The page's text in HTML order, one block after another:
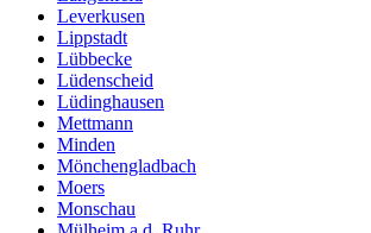
Leverkusen
Lippstadt
Lübbecke
Lüdenscheid
Lüdinghausen
Mettmann
Minden
Mönchengladbach
Moers
Monschau